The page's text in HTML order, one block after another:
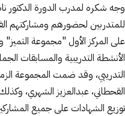
وجه شكره لمدرب الدورة الدكتور
للمتدربين لحضورهم ومشاركتهم
على المركز الأول "مجموعة
الأنشطة التدريبية والمسابقات
التدريبي، وقد ضمت المجموعة
القحطاني، عبدالعزيز الشهري،
توزيع الشهادات على جميع